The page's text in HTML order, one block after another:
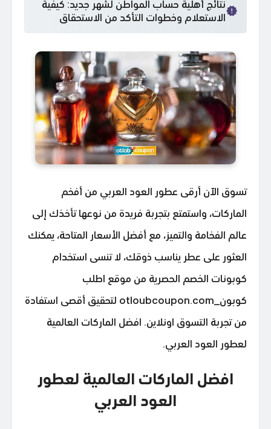
نتائج أهلية حساب المواطن لشهر جديد: كيفية
الاستعلام وخطوات التأكد من الاستحقاق
تسوق الآن أرقى عطور العود العربي من أفخم
الماركات، واستمتع بتجربة فريدة من نوعها تأخذك إلى
عالم الفخامة والتميز، مع أفضل الأسعار المتاحة، يمكنك
العثور على عطر يناسب ذوقك، لا تنسى استخدام
كوبونات الخصم الحصرية من موقع اطلب
كوبون_otloubcoupon.com لتحقيق أقصى استفادة
من تجربة التسوق اونلاين. افضل الماركات العالمية
لعطور العود العربي.
افضل الماركات العالمية لعطور
العود العربي